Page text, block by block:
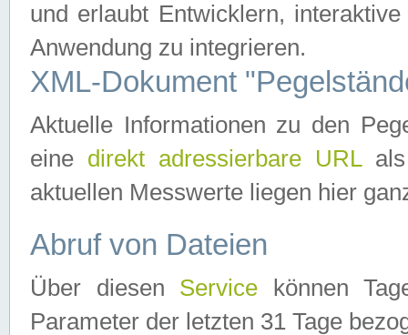
und erlaubt Entwicklern,
Anwendung zu integrieren.
XML-Dokument
Aktuelle Informationen zu den
eine direkt adressierbare URLals
aktuellen Messwerte liegen hier
Abruf von Dateien
Über diesen Service können
Parameter der letzten 31 Tage